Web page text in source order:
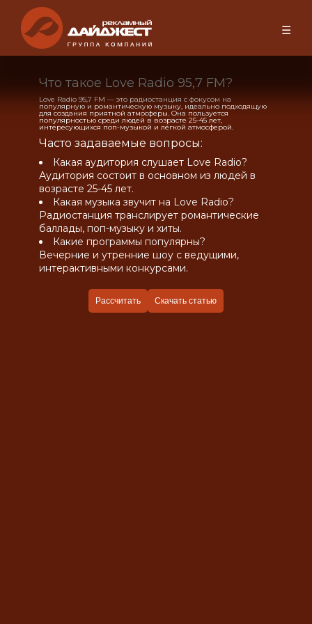
☰
Что такое Love Radio 95,7 FM?
Love Radio 95,7 FM — это радиостанция с фокусом на
популярную и романтическую музыку, идеально подходящую
для создания приятной атмосферы. Она пользуется
популярностью среди людей в возрасте 25-45 лет,
интересующихся поп-музыкой и лёгкой атмосферой.
Часто задаваемые вопросы:
Какая аудитория слушает Love Radio?
Аудитория состоит в основном из людей в
возрасте 25-45 лет.
Какая музыка звучит на Love Radio?
Радиостанция транслирует романтические
баллады, поп-музыку и хиты.
Какие программы популярны?
Вечерние и утренние шоу с ведущими,
интерактивными конкурсами.
Рассчитать Скачать статью